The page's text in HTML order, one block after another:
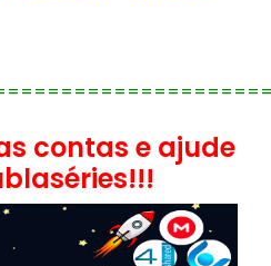
contas e ajude